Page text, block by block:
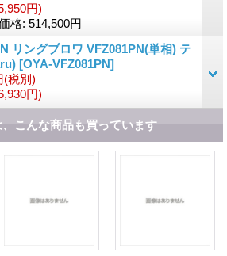
円)
格: 514,500円
リングブロワ VFZ081PN(単相) テ
[OYA-VFZ081PN]
(税別)
円)
こんな商品も買っています